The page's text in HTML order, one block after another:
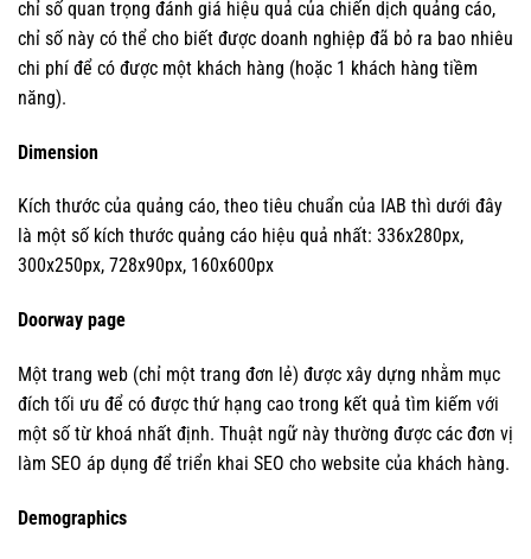
chỉ số quan trọng đánh giá hiệu quả của chiến dịch quảng cáo,
chỉ số này có thể cho biết được doanh nghiệp đã bỏ ra bao nhiêu
chi phí để có được một khách hàng (hoặc 1 khách hàng tiềm
năng).
Dimension
Kích thước của quảng cáo, theo tiêu chuẩn của IAB thì dưới đây
là một số kích thước quảng cáo hiệu quả nhất: 336x280px,
300x250px, 728x90px, 160x600px
Doorway page
Một trang web (chỉ một trang đơn lẻ) được xây dựng nhằm mục
đích tối ưu để có được thứ hạng cao trong kết quả tìm kiếm với
một số từ khoá nhất định. Thuật ngữ này thường được các đơn vị
làm SEO áp dụng để triển khai SEO cho website của khách hàng.
Demographics